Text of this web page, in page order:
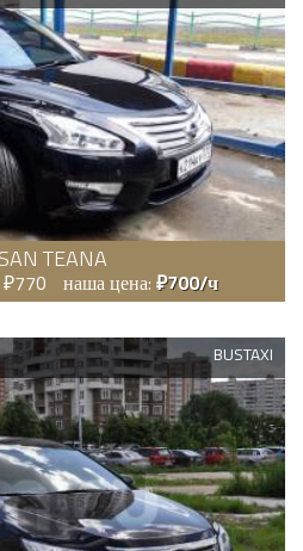
TEANA
₽770 наша цена: ₽700/ч
BUSTAXI